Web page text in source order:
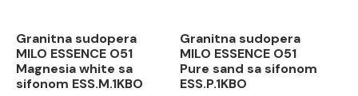
Granitna sudopera
MILO ESSENCE O51
Magnesia white sa
sifonom ESS.M.1KBO
Granitna sudopera
MILO ESSENCE O51
Pure sand sa sifonom
ESS.P.1KBO